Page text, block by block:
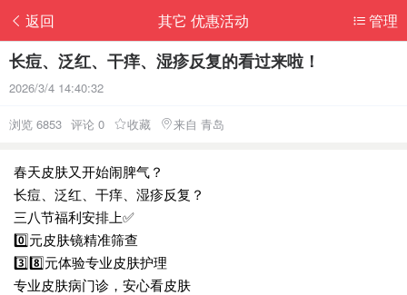
返回 管理
其它 优惠活动
长痘、泛红、干痒、湿疹反复的看过来啦！
2026/3/4 14:40:32
浏览 6853 评论 0 收藏 来自 青岛
春天皮肤又开始闹脾气？
长痘、泛红、干痒、湿疹反复？
三八节福利安排上✅
0️⃣元皮肤镜精准筛查
3️⃣8️⃣元体验专业皮肤护理
专业皮肤病门诊，安心看皮肤